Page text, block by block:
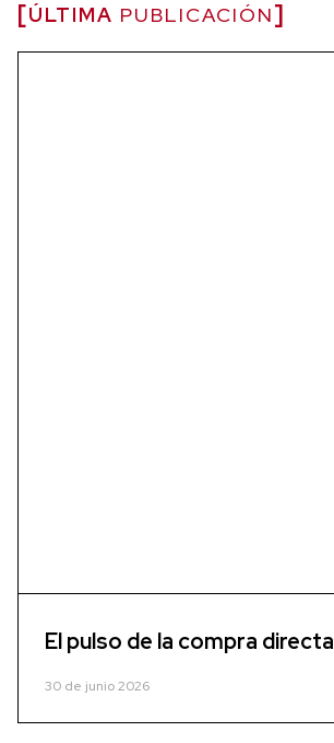
ÚLTIMA PUBLICACIÓN
El pulso de la compra directa
30 de junio 2026